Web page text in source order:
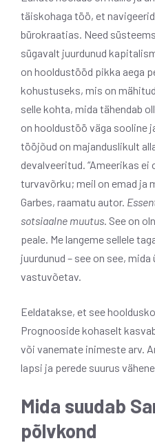
täiskohaga töö, et
bürokraatias. Need
sügavalt juurdunud
on hooldustööd pikka aega
kohustuseks, mis on
selle kohta, mida tähendab
on hooldustöö väga sooline
tööjõud on majanduslikult
devalveeritud. “Ameerikas
turvavõrku; meil on emad ja
Garbes, raamatu autor.
sotsiaalne muutus . See on
peale. Me langeme sellele
juurdunud – see on see,
vastuvõetav.
Eeldatakse, et see
Prognooside kohaselt
või vanemate inimeste arv.
lapsi ja perede suurus
Mida suudab
põlvkond